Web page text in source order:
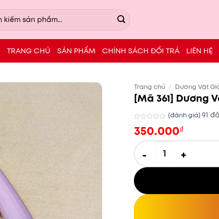
TRANG CHỦ SẢN PHẨM CHÍNH SÁCH ĐỔI TRẢ LIÊN HỆ
Trang chủ / Dương Vật
[Mã 361] Dương
xếp
(đánh giá)91
350.000₫